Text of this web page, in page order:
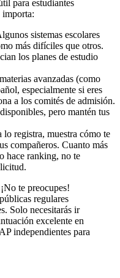
para estudiantes
importa:
sistemas escolares
más difíciles que otros.
los planes de estudio
avanzadas (como
especialmente si eres
a los comités de admisión.
pero mantén tus
lo registra, muestra cómo te
compañeros. Cuanto más
hace ranking, no te
te preocupes!
regulares
Solo necesitarás ir
excelente en
independientes para